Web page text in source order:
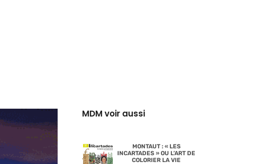
MDM voir aussi
MONTAUT : « LES
INCARTADES » OU L’ART DE
COLORIER LA VIE